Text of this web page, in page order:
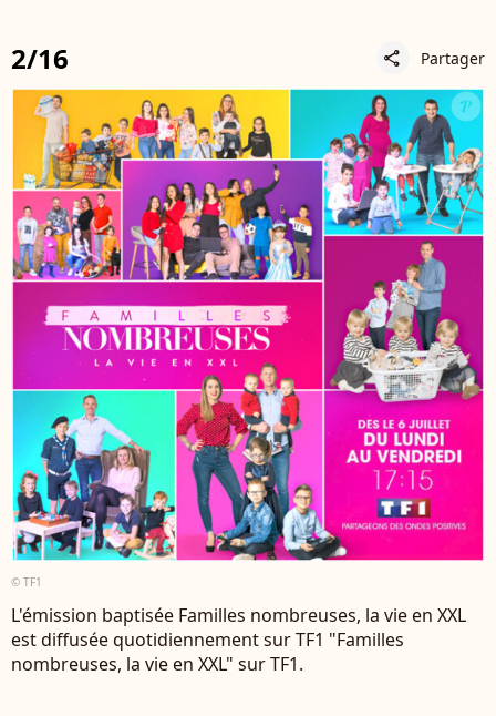
2/16 share Partager
© TF1
L'émission baptisée Familles nombreuses, la vie en XXL
est diffusée quotidiennement sur TF1 "Familles
nombreuses, la vie en XXL" sur TF1.